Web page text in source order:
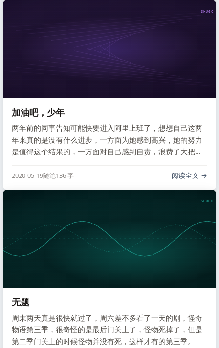
SHUGO
加油吧，少年
两年前的同事告知可能快要进入阿里上班了，想想自己这两
年来真的是没有什么进步，一方面为她感到高兴，她的努力
是值得这个结果的，一方面对自己感到自责，浪费了大把时
2020-05-19随笔136 字 阅读全文
SHUGO
无题
周末两天真是很快就过了，周六差不多看了一天的剧，怪奇
物语第三季，很奇怪的是最后门关上了，怪物死掉了，但是
第二季门关上的时候怪物并没有死，这样才有的第三季。